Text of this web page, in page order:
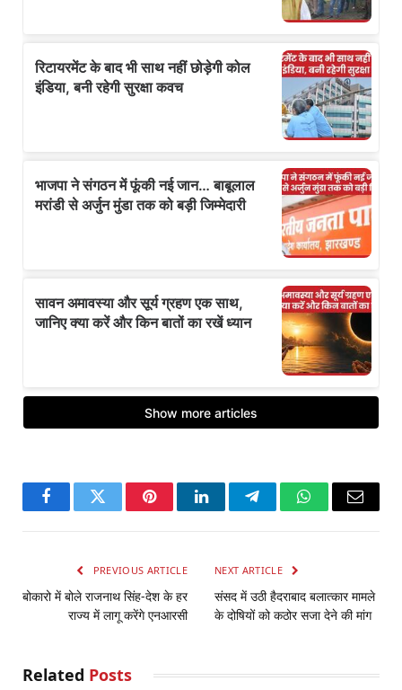
FacebookTwitter PinterestLinkedInTelegramWhatsApp
Email
PREVIOUS ARTICLE
बोकारो में बोले राजनाथ सिंह-देश के हर
राज्य में लागू करेंगे एनआरसी
NEXT ARTICLE
संसद में उठी हैदराबाद बलात्कार मामले
के दोषियों को कठोर सजा देने की मांग
Related Posts